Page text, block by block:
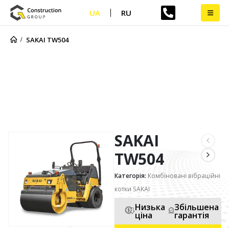
UA RU
SAKAI TW504
SAKAI
TW504
Категорія: Комбіновані вібраційні
котки SAKAI
Низька
ціна
Збільшена
гарантія